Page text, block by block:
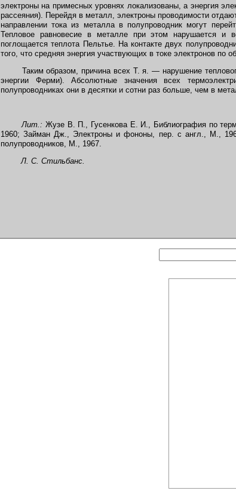
электроны на примесных уровнях локализованы, а энергия
рассеяния). Перейдя в металл, электроны проводимости
направлении тока из металла в полупроводник могут
Тепловое равновесие в металле при этом нарушается и
поглощается теплота Пельтье. На контакте двух
того, что средняя энергия участвующих в токе электронов по
Таким образом, причина всех Т. я. — нарушение
энергии Ферми). Абсолютные значения всех
полупроводниках они в десятки и сотни раз больше, чем в
Лит.: Жузе В. П., Гусенкова Е. И., Библиография по
1960; Займан Дж., Электроны и фононы, пер. с англ., М.,
полупроводников, М., 1967.
Л. С. Стильбанс.